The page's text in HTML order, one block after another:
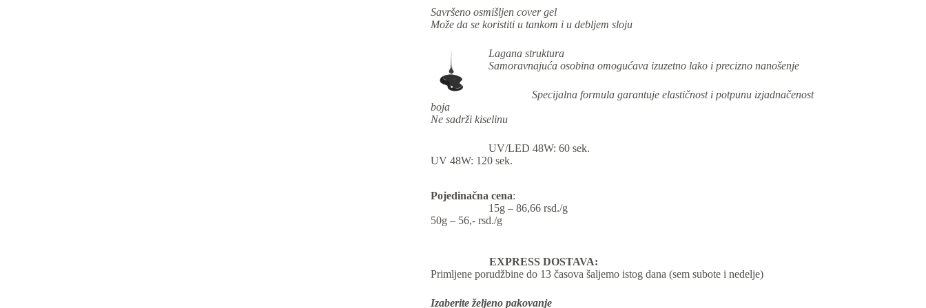
Savršeno osmišljen cover gel
Može da se koristiti u tankom i u debljem sloju
Lagana struktura
Samoravnajuća osobina omogućava izuzetno lako i precizno nanošenje
Specijalna formula garantuje elastičnost i potpunu izjadnačenost
boja
Ne sadrži kiselinu
UV/LED 48W: 60 sek.
UV 48W: 120 sek.
Pojedinačna cena:
15g – 86,66 rsd./g
50g – 56,- rsd./g
EXPRESS DOSTAVA:
Primljene porudžbine do 13 časova šaljemo istog dana (sem subote i nedelje)
Izaberite željeno pakovanje